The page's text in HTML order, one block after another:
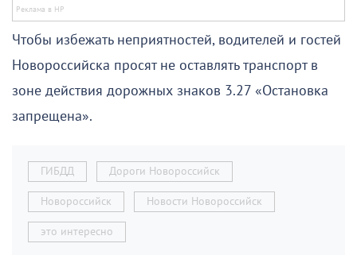
Чтобы избежать неприятностей, водителей и гостей
Новороссийска просят не оставлять транспорт в
зоне действия дорожных знаков 3.27 «Остановка
запрещена».
ГИБДД Дороги Новороссийск
Новороссийск Новости Новороссийск
это интересно